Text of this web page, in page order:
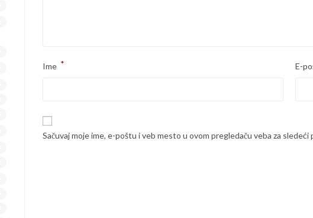
Ime * E-
Sačuvaj moje ime, e-poštu i veb mesto u ovom pregledaču veba za